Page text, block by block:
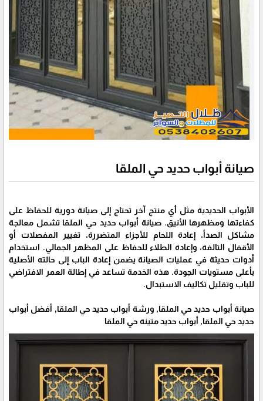
صيانة أبواب حديد حي الملقا
الأبواب الحديدية مثل أي منتج آخر تحتاج إلى صيانة دورية للحفاظ على
كفاءتها ومظهرها الأنيق. صيانة أبواب حديد حي الملقا تشمل معالجة
مشاكل الصدأ، إعادة اللحام للأجزاء المتضررة، تغيير المفصلات أو
الأقفال التالفة، وإعادة الطلاء للحفاظ على المظهر الجمالي. استخدام
أدوات حديثة في عمليات الصيانة يضمن إعادة الباب إلى حالته الأصلية
بأعلى مستويات الجودة. هذه الخدمة تساعد في إطالة العمر الافتراضي
للباب وتقليل تكاليف الاستبدال.
صيانة أبواب حديد حي الملقا, ورشة أبواب حديد حي الملقا, أفضل أبواب
حديد حي الملقا, أبواب حديد متينة حي الملقا